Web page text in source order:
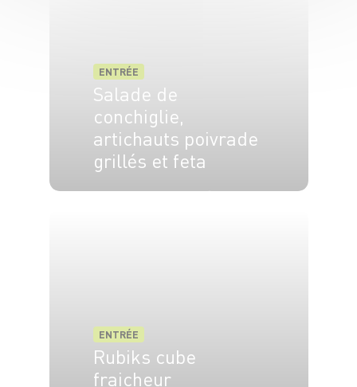
ENTRÉE
Salade de
conchiglie,
artichauts poivrade
grillés et feta
ENTRÉE
Rubiks cube
fraicheur